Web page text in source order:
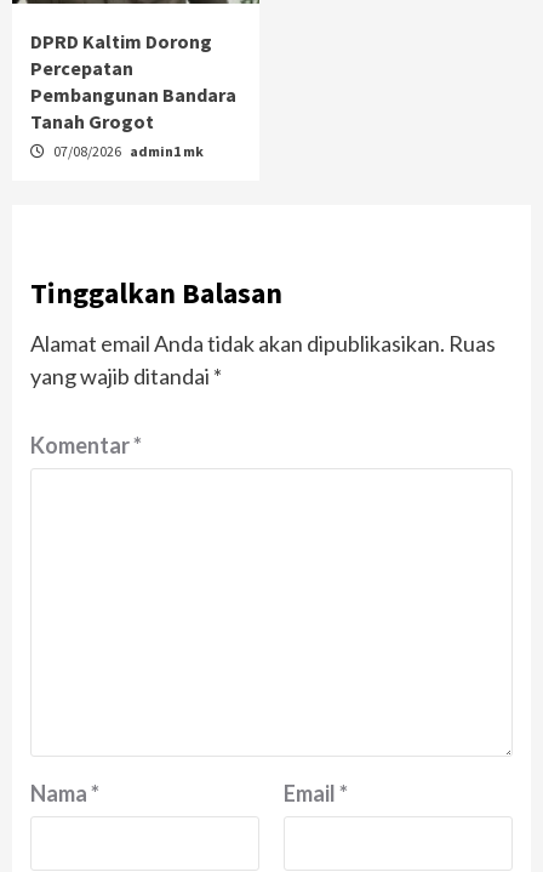
DPRD Kaltim Dorong
Percepatan
Pembangunan Bandara
Tanah Grogot
07/08/2026 admin1 mk
Tinggalkan Balasan
Alamat email Anda tidak akan dipublikasikan. Ruas
yang wajib ditandai *
Komentar*
Nama* Email*